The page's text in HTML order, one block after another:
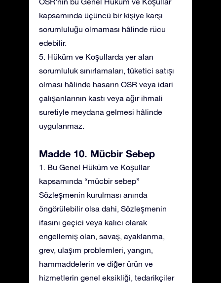
kapsamında üçüncü bir kişiye karşı
sorumluluğu olmaması hâlinde rücu
edebilir.
5. Hüküm ve Koşullarda yer alan
sorumluluk sınırlamaları, tüketici satışı
olması hâlinde hasarın OSR veya idari
çalışanlarının kastı veya ağır ihmali
suretiyle meydana gelmesi hâlinde
uygulanmaz.
Madde 10. Mücbir Sebep
1. Bu Genel Hüküm ve Koşullar
kapsamında “mücbir sebep”
Sözleşmenin kurulması anında
öngörülebilir olsa dahi, Sözleşmenin
ifasını geçici veya kalıcı olarak
engellemiş olan, savaş, ayaklanma,
grev, ulaşım problemleri, yangın,
hammaddelerin ve diğer ürün ve
hizmetlerin genel eksikliği, tedarikçiler